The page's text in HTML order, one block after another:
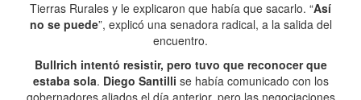
Tierras Rurales y le explicaron que había que sacarlo. “Así
no se puede”, explicó una senadora radical, a la salida del
encuentro.
Bullrich intentó resistir, pero tuvo que reconocer que
estaba sola. Diego Santilli se había comunicado con los
gobernadores aliados el día anterior, pero las negociaciones